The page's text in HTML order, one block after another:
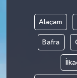
Alaçam
Bafra